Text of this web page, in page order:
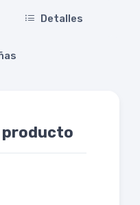
Detalles
producto